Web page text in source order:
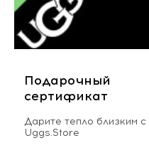
Подарочный
сертификат
Дарите тепло близким с
Uggs.Store